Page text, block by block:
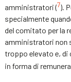
amministratori (7).
specialmente
del comitato per la
amministratori non
troppo elevato e, di
in forma di